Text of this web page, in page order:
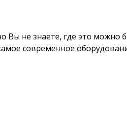
Вы не знаете, где это можно
современное